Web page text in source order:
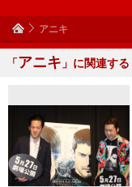
アニキ
「アニキ 」に関連する